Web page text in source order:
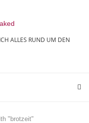
ALLES RUND UM DEN
"brotzeit"